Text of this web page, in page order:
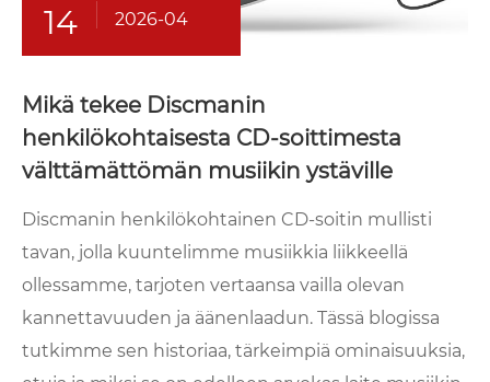
14 2026-04
Mikä tekee Discmanin
henkilökohtaisesta CD-soittimesta
välttämättömän musiikin ystäville
Discmanin henkilökohtainen CD-soitin mullisti
tavan, jolla kuuntelimme musiikkia liikkeellä
ollessamme, tarjoten vertaansa vailla olevan
kannettavuuden ja äänenlaadun. Tässä blogissa
tutkimme sen historiaa, tärkeimpiä ominaisuuksia,